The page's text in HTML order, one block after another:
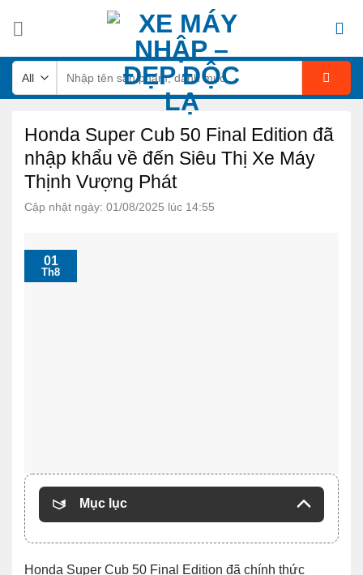
kiếm:
Honda Super Cub 50 Final Edition đã
nhập khẩu về đến Siêu Thị Xe Máy
Thịnh Vượng Phát
Cập nhật ngày: 01/08/2025 lúc 14:55
01
Th8
Mục lục
Honda Super Cub 50 Final Edition đã chính thức